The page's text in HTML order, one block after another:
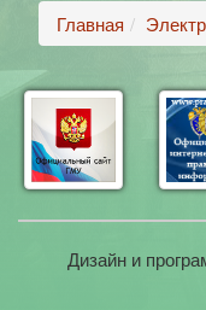
Главная
Дизайн и